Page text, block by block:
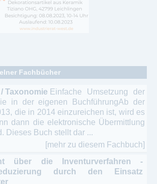
Fachbücher
Taxonomie Einfache Umsetzung der
in der eigenen BuchführungAb der
die in 2014 einzureichen ist, wird es
dann die elektronische Übermittlung
Dieses Buch stellt dar ...
[mehr zu diesem Fachbuch]
über die Inventurverfahren -
durch den Einsatz